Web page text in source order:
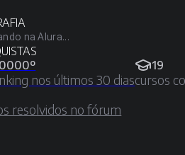
na Alura...
nos últimos 30 dias
19
cursos
resolvidos no fórum